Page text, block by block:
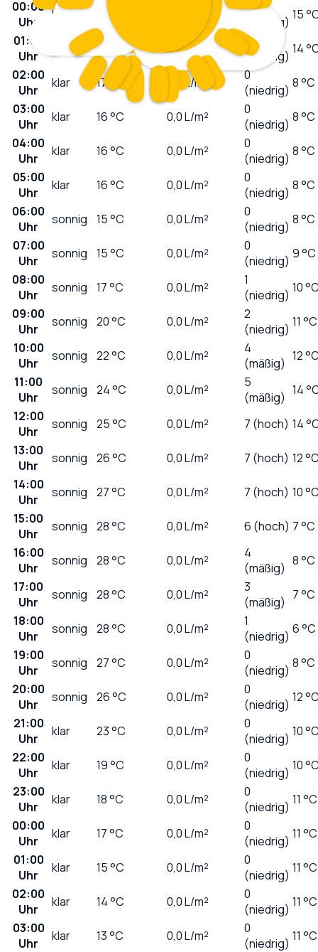
00:00
Uhr
klar 16°C
0
(niedrig) 15
01:00
Uhr
klar 17 0,0L/m²
0
(niedrig) 14
02:00
Uhr
klar 17 °C L/m²
0
(niedrig) 8 °C
03:00
Uhr
klar 16°C 0,0L/m²
0
(niedrig) 8 °C
04:00
Uhr
klar 16°C 0,0L/m²
0
(niedrig) 8 °C
05:00
Uhr
klar 16°C 0,0L/m²
0
(niedrig) 8 °C
06:00
Uhr
sonnig 15°C 0,0L/m²
0
(niedrig) 8 °C
07:00
Uhr
sonnig 15°C 0,0L/m²
0
(niedrig) 9 °C
08:00
Uhr
sonnig 17°C 0,0L/m²
1
(niedrig) 10
09:00
Uhr
sonnig 20°C 0,0L/m²
2
(niedrig) 11 °C
10:00
Uhr
sonnig 22°C 0,0L/m²
4
(mäßig) 12
11:00
Uhr
sonnig 24°C 0,0L/m²
5
(mäßig) 14
12:00
Uhr
sonnig 25°C 0,0L/m² 7 (hoch) 14
13:00
Uhr
sonnig 26°C 0,0L/m² 7 (hoch) 12
14:00
Uhr
sonnig 27°C 0,0L/m² 7 (hoch) 10
15:00
Uhr
sonnig 28°C 0,0L/m² 6 (hoch) 7 °C
16:00
Uhr
sonnig 28°C 0,0L/m²
4
(mäßig) 8 °C
17:00
Uhr
sonnig 28°C 0,0L/m²
3
(mäßig) 7 °C
18:00
Uhr
sonnig 28°C 0,0L/m²
1
(niedrig) 6 °C
19:00
Uhr
sonnig 27°C 0,0L/m²
0
(niedrig) 8 °C
20:00
Uhr
sonnig 26°C 0,0L/m²
0
(niedrig) 12
21:00
Uhr
klar 23°C 0,0L/m²
0
(niedrig) 10
22:00
Uhr
klar 19°C 0,0L/m²
0
(niedrig) 10
23:00
Uhr
klar 18°C 0,0L/m²
0
(niedrig) 11 °C
00:00
Uhr
klar 17°C 0,0L/m²
0
(niedrig) 11 °C
01:00
Uhr
klar 15°C 0,0L/m²
0
(niedrig) 11 °C
02:00
Uhr
klar 14°C 0,0L/m²
0
(niedrig) 11 °C
03:00
Uhr
klar 13°C 0,0L/m²
0
(niedrig) 11 °C